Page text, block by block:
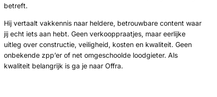
betreft.
Hij vertaalt vakkennis naar heldere, betrouwbare content waar
jij echt iets aan hebt. Geen verkooppraatjes, maar eerlijke
uitleg over constructie, veiligheid, kosten en kwaliteit. Geen
onbekende zpp’er of net omgeschoolde loodgieter. Als
kwaliteit belangrijk is ga je naar Offra.